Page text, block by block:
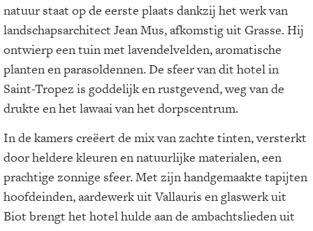
natuur staat op de eerste plaats dankzij het werk van
landschapsarchitect Jean Mus, afkomstig uit Grasse. Hij
ontwierp een tuin met lavendelvelden, aromatische
planten en parasoldennen. De sfeer van dit hotel in
Saint-Tropez is goddelijk en rustgevend, weg van de
drukte en het lawaai van het dorpscentrum.
In de kamers creëert de mix van zachte tinten, versterkt
door heldere kleuren en natuurlijke materialen, een
prachtige zonnige sfeer. Met zijn handgemaakte tapijten
hoofdeinden, aardewerk uit Vallauris en glaswerk uit
Biot brengt het hotel hulde aan de ambachtslieden uit